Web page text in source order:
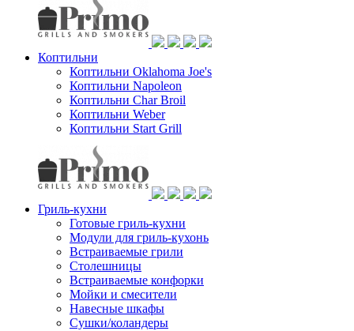
Коптильни
Коптильни Oklahoma Joe's
Коптильни Napoleon
Коптильни Char Broil
Коптильни Weber
Коптильни Start Grill
Гриль-кухни
Готовые гриль-кухни
Модули для гриль-кухонь
Встраиваемые грили
Столешницы
Встраиваемые конфорки
Мойки и смесители
Навесные шкафы
Сушки/коландеры